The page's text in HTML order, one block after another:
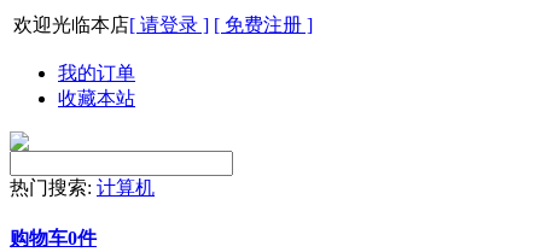
欢迎光临本店[ 请登录 ] [ 免费注册 ]
我的订单
收藏本站
热门搜索: 计算机
购物车0件